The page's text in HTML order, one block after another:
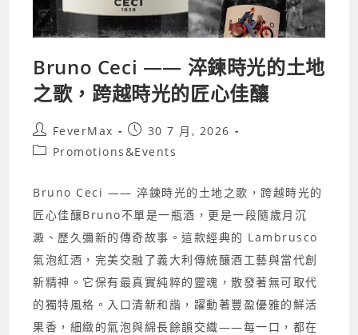
Bruno Ceci —— 淬鍊時光的土地
之歌，跨越時光的匠心佳釀
Post
author:
FeverMax
Post
published:
30 7 月, 2026
PostPromotions&Events
Bruno Ceci —— 淬鍊時光的土地之歌，跨越時光的
匠心佳釀Bruno不單是一瓶酒，更是一段隨歲月沉
澱、歷久彌新的傳奇故事。這款經典的 Lambrusco
氣泡紅酒，完美交融了義大利傳統釀酒工藝與當代創
新精神。它保有最真實純粹的靈魂，散發著無可取代
的獨特風格。入口清新和諧，躍動著豐盈優雅的鮮活
果香，細緻的氣泡與綿長餘韻交織——每一口，都在